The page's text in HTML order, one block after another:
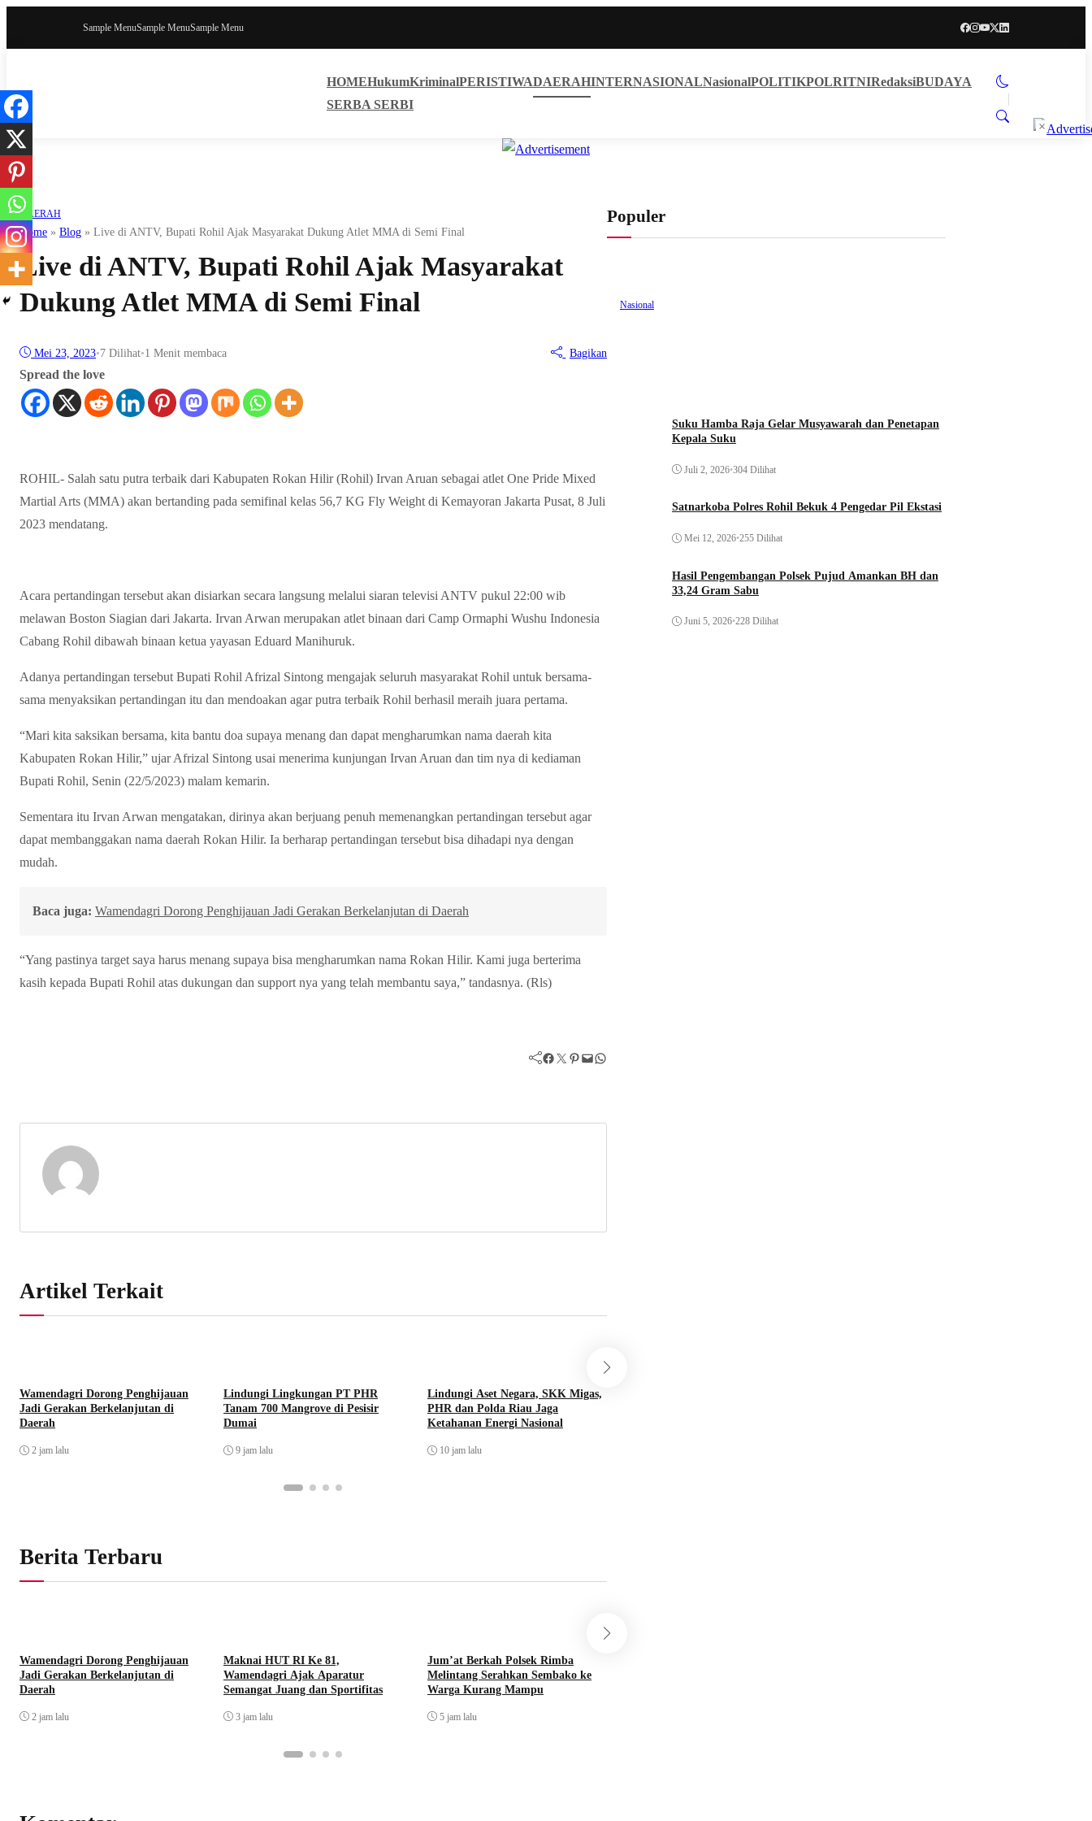
Sample MenuSample MenuSample Menu
HOMEHukumKriminalPERISTIWADAERAHINTERNASIONALNasionalPOLITIKPOLRITNIRedaksiBUDAYA
SERBA SERBI
DAERAH
Home » Blog » Live di ANTV, Bupati Rohil Ajak Masyarakat Dukung Atlet MMA di Semi Final
Live di ANTV, Bupati Rohil Ajak Masyarakat
Dukung Atlet MMA di Semi Final
Mei 23, 2023•7 Dilihat•1 Menit membaca Bagikan
Spread the love
ROHIL- Salah satu putra terbaik dari Kabupaten Rokan Hilir (Rohil) Irvan Aruan sebagai atlet One Pride Mixed
Martial Arts (MMA) akan bertanding pada semifinal kelas 56,7 KG Fly Weight di Kemayoran Jakarta Pusat, 8 Juli
2023 mendatang.
Acara pertandingan tersebut akan disiarkan secara langsung melalui siaran televisi ANTV pukul 22:00 wib
melawan Boston Siagian dari Jakarta. Irvan Arwan merupakan atlet binaan dari Camp Ormaphi Wushu Indonesia
Cabang Rohil dibawah binaan ketua yayasan Eduard Manihuruk.
Adanya pertandingan tersebut Bupati Rohil Afrizal Sintong mengajak seluruh masyarakat Rohil untuk bersama-
sama menyaksikan pertandingan itu dan mendoakan agar putra terbaik Rohil berhasil meraih juara pertama.
“Mari kita saksikan bersama, kita bantu doa supaya menang dan dapat mengharumkan nama daerah kita
Kabupaten Rokan Hilir,” ujar Afrizal Sintong usai menerima kunjungan Irvan Aruan dan tim nya di kediaman
Bupati Rohil, Senin (22/5/2023) malam kemarin.
Sementara itu Irvan Arwan mengatakan, dirinya akan berjuang penuh memenangkan pertandingan tersebut agar
dapat membanggakan nama daerah Rokan Hilir. Ia berharap pertandingan tersebut bisa dihadapi nya dengan
mudah.
Baca juga: Wamendagri Dorong Penghijauan Jadi Gerakan Berkelanjutan di Daerah
“Yang pastinya target saya harus menang supaya bisa mengharumkan nama Rokan Hilir. Kami juga berterima
kasih kepada Bupati Rohil atas dukungan dan support nya yang telah membantu saya,” tandasnya. (Rls)
Facebook Twitter Pinterest Mail WhatsApp
Artikel Terkait
Wamendagri Dorong Penghijauan
Jadi Gerakan Berkelanjutan di
Daerah
2 jam lalu
Lindungi Lingkungan PT PHR
Tanam 700 Mangrove di Pesisir
Dumai
9 jam lalu
Lindungi Aset Negara, SKK Migas,
PHR dan Polda Riau Jaga
Ketahanan Energi Nasional
10 jam lalu
Berita Terbaru
Wamendagri Dorong Penghijauan
Jadi Gerakan Berkelanjutan di
Daerah
2 jam lalu
Maknai HUT RI Ke 81,
Wamendagri Ajak Aparatur
Semangat Juang dan Sportifitas
3 jam lalu
Jum’at Berkah Polsek Rimba
Melintang Serahkan Sembako ke
Warga Kurang Mampu
5 jam lalu
Populer
Nasional
Suku Hamba Raja Gelar Musyawarah dan Penetapan
Kepala Suku
Juli 2, 2026•304 Dilihat
Satnarkoba Polres Rohil Bekuk 4 Pengedar Pil Ekstasi
Mei 12, 2026•255 Dilihat
Hasil Pengembangan Polsek Pujud Amankan BH dan
33,24 Gram Sabu
Juni 5, 2026•228 Dilihat
×